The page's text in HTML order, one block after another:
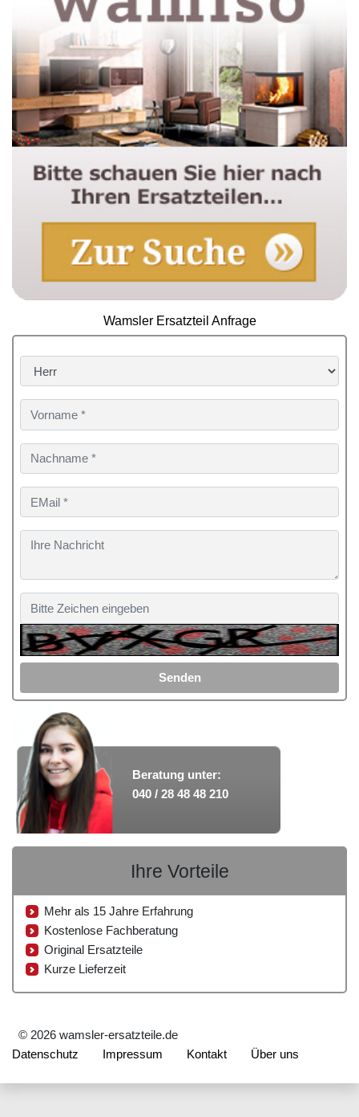
Wamsler Ersatzteil Anfrage
Senden
Beratung unter:
040 / 28 48 48 210
Ihre Vorteile
Mehr als 15 Jahre Erfahrung
Kostenlose Fachberatung
Original Ersatzteile
Kurze Lieferzeit
© 2026 wamsler-ersatzteile.de
Datenschutz
Impressum Kontakt Über uns